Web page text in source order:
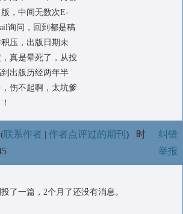
版，中间无数次E-
询问，回到都是稿
压，出版日期未
，真是晕死了，从投
出版历经两年半
，伤不起啊，太坑爹
(联系作者 | 作者点评过的期刊 ) 时
纠错
举报
投了一篇，2个月了还没有消息。